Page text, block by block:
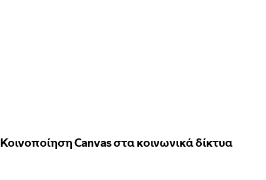
Κοινοποίηση Canvas στα κοινωνικά δίκτυα